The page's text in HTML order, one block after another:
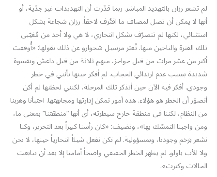
لم تشعر رزان بالتهديد المباشر. ربما قدّرت أن التهديدات غير جدّية، أو
أنها لا يمكن أن تصل لمصاف ما اقتُرف لاحقاً. رزان شجاعة بشكل
استثنائي، لكنها لم تتصرّف بشكل انتحاري، لا هي ولا أحد من مُغيّبي
تلك الفترة والناجين منها. تُعبّر مرسيل شحوارو عن ذلك بقولها: «أُوقفت
أكثر من عشر مرات من قبل حواجز، منهم ثلاثة من قبل داعش وبقسوة
شديدة بسبب عدم ارتدائي الحجاب. لم أفكر حينها بأنني في خطر
وجودي. أفكر فيه الآن حين أتذكر تلك المرحلة، لكنني لحظتها لم أكن
أتصوّر أن الخطر هو هؤلاء. هذه أمور تمكن إدارتها ومجابهتها. اختبأنا وهربنا
من النظام، لكننا في منطقة خارج سيطرته، أي أنها “منطقتنا” بمعنى ما،
ومن واجبنا التمسّك بها»، وتضيف: «كان رأسنا كبيراً بعد التحرير، وكنا
نشعر بزخم وجودنا، وبمسؤولية. لم نكن نفعل شيئاً انتحارياً حينها، لا نحن
ولا الأب باولو. لم يظهر الخطر الحقيقي واضحاً أمامنا إلا بعد أن تتابعت
الحالات وكثرت».